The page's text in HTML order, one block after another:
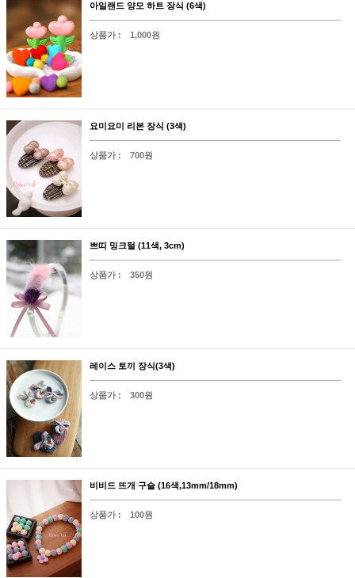
아일랜드 양모 하트 장식 (6색)
상품가 : 1,000원
요미요미 리본 장식 (3색)
상품가 : 700원
쁘띠 밍크털 (11색, 3cm)
상품가 : 350원
레이스 토끼 장식(3색)
상품가 : 300원
비비드 뜨개 구슬 (16색,13mm/18mm)
상품가 : 100원